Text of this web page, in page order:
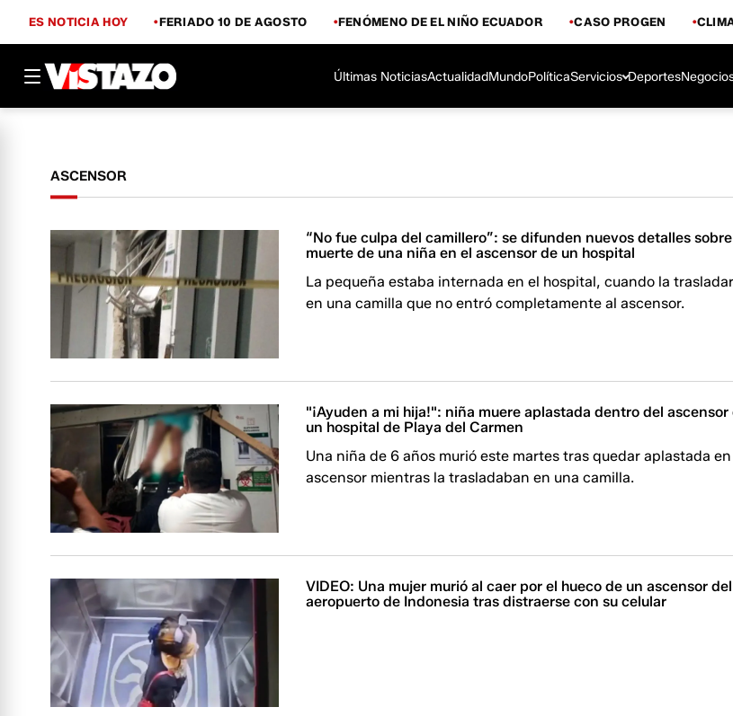
ES NOTICIA HOY FERIADO 10 DE AGOSTO FENÓMENO DE EL NIÑO ECUADOR CASO PROGEN
Últimas NoticiasActualidadMundoPolíticaServicios Deportes
ASCENSOR
“No fue culpa del camillero”: se difunden nuevos detalles sobre
muerte de una niña en el ascensor de un hospital
La pequeña estaba internada en el hospital, cuando la
en una camilla que no entró completamente al ascensor.
"¡Ayuden a mi hija!": niña muere aplastada dentro del ascensor
un hospital de Playa del Carmen
Una niña de 6 años murió este martes tras quedar aplastada
ascensor mientras la trasladaban en una camilla.
VIDEO: Una mujer murió al caer por el hueco de un ascensor del
aeropuerto de Indonesia tras distraerse con su celular